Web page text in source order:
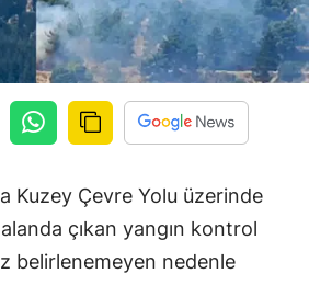
Kuzey Çevre Yolu üzerinde
çıkan yangın kontrol
belirlenemeyen nedenle